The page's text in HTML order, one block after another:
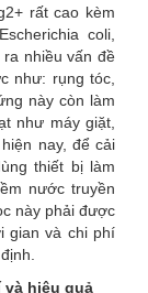
rất cao kèm
coli,
nhiều vấn đề
như: rụng tóc,
này còn làm
như máy giặt,
nay, để cải
thiết bị làm
nước truyền
này phải được
gian và chi phí
và hiệu quả